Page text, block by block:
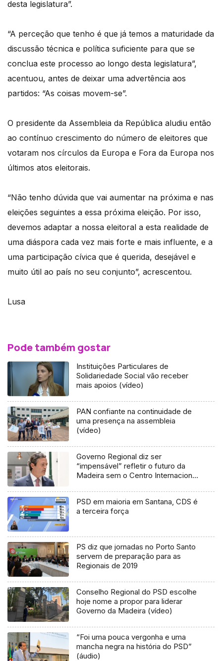
desta legislatura”.
“A perceção que tenho é que já temos a maturidade da
discussão técnica e política suficiente para que se
conclua este processo ao longo desta legislatura”,
acentuou, antes de deixar uma advertência aos
partidos: “As coisas movem-se”.
O presidente da Assembleia da República aludiu então
ao contínuo crescimento do número de eleitores que
votaram nos círculos da Europa e Fora da Europa nos
últimos atos eleitorais.
“Não tenho dúvida que vai aumentar na próxima e nas
eleições seguintes a essa próxima eleição. Por isso,
devemos adaptar a nossa eleitoral a esta realidade de
uma diáspora cada vez mais forte e mais influente, e a
uma participação cívica que é querida, desejável e
muito útil ao país no seu conjunto”, acrescentou.
Lusa
Pode também gostar
Instituições Particulares de
Solidariedade Social vão receber
mais apoios (vídeo)
PAN confiante na continuidade de
uma presença na assembleia
(vídeo)
Governo Regional diz ser
“impensável” refletir o futuro da
Madeira sem o Centro Internacional
PSD em maioria em Santana, CDS é
a terceira força
PS diz que jornadas no Porto Santo
servem de preparação para as
Regionais de 2019
Conselho Regional do PSD escolhe
hoje nome a propor para liderar
Governo da Madeira (vídeo)
“Foi uma pouca vergonha e uma
mancha negra na história do PSD”
(áudio)